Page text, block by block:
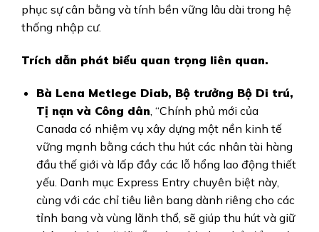
phục sự cân bằng và tính bền vững lâu dài trong hệ
thống nhập cư.
Trích dẫn phát biểu quan trọng liên quan.
Bà Lena Metlege Diab, Bộ trưởng Bộ Di trú,
Tị nạn và Công dân, “Chính phủ mới của
Canada có nhiệm vụ xây dựng một nền kinh tế
vững mạnh bằng cách thu hút các nhân tài hàng
đầu thế giới và lấp đầy các lỗ hổng lao động thiết
yếu. Danh mục Express Entry chuyên biệt này,
cùng với các chỉ tiêu liên bang dành riêng cho các
tỉnh bang và vùng lãnh thổ, sẽ giúp thu hút và giữ